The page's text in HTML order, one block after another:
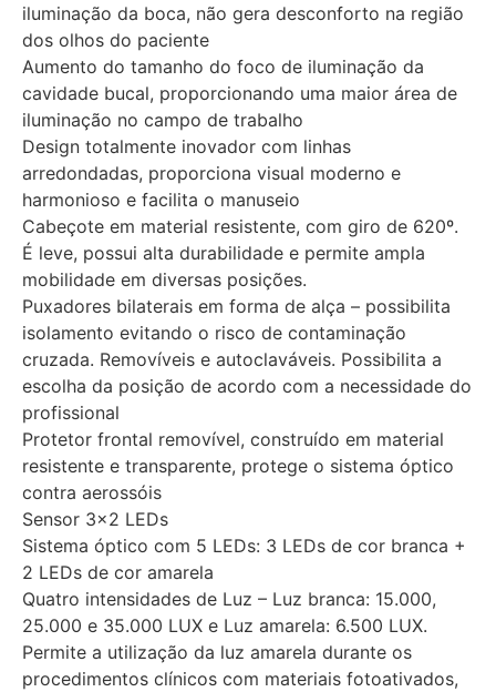
iluminação da boca, não gera desconforto na região
dos olhos do paciente
Aumento do tamanho do foco de iluminação da
cavidade bucal, proporcionando uma maior área de
iluminação no campo de trabalho
Design totalmente inovador com linhas
arredondadas, proporciona visual moderno e
harmonioso e facilita o manuseio
Cabeçote em material resistente, com giro de 620º.
É leve, possui alta durabilidade e permite ampla
mobilidade em diversas posições.
Puxadores bilaterais em forma de alça – possibilita
isolamento evitando o risco de contaminação
cruzada. Removíveis e autoclaváveis. Possibilita a
escolha da posição de acordo com a necessidade do
profissional
Protetor frontal removível, construído em material
resistente e transparente, protege o sistema óptico
contra aerossóis
Sensor 3×2 LEDs
Sistema óptico com 5 LEDs: 3 LEDs de cor branca +
2 LEDs de cor amarela
Quatro intensidades de Luz – Luz branca: 15.000,
25.000 e 35.000 LUX e Luz amarela: 6.500 LUX.
Permite a utilização da luz amarela durante os
procedimentos clínicos com materiais fotoativados,